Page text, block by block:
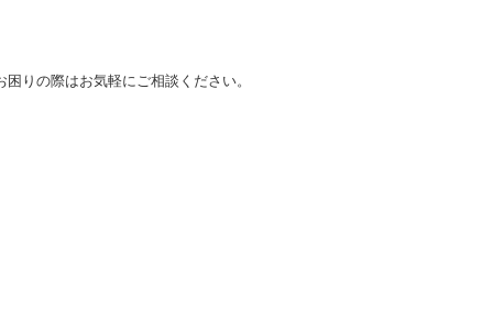
りの際はお気軽にご相談ください。